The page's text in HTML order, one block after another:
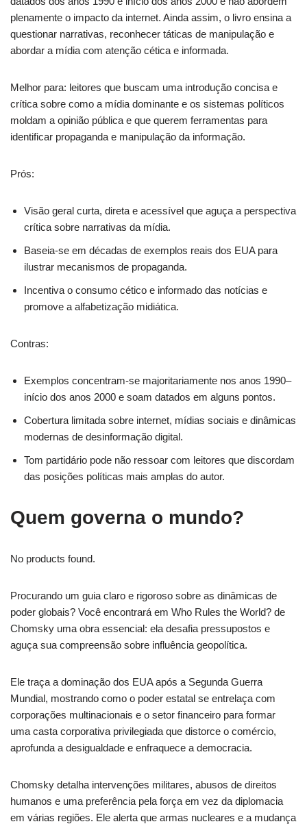
plenamente o impacto da internet. Ainda assim, o livro ensina a
questionar narrativas, reconhecer táticas de manipulação e
abordar a mídia com atenção cética e informada.
Melhor para: leitores que buscam uma introdução concisa e
crítica sobre como a mídia dominante e os sistemas políticos
moldam a opinião pública e que querem ferramentas para
identificar propaganda e manipulação da informação.
Prós:
Visão geral curta, direta e acessível que aguça a perspectiva
crítica sobre narrativas da mídia.
Baseia-se em décadas de exemplos reais dos EUA para
ilustrar mecanismos de propaganda.
Incentiva o consumo cético e informado das notícias e
promove a alfabetização midiática.
Contras:
Exemplos concentram-se majoritariamente nos anos 1990–
início dos anos 2000 e soam datados em alguns pontos.
Cobertura limitada sobre internet, mídias sociais e dinâmicas
modernas de desinformação digital.
Tom partidário pode não ressoar com leitores que discordam
das posições políticas mais amplas do autor.
Quem governa o mundo?
No products found.
Procurando um guia claro e rigoroso sobre as dinâmicas de
poder globais? Você encontrará em Who Rules the World? de
Chomsky uma obra essencial: ela desafia pressupostos e
aguça sua compreensão sobre influência geopolítica.
Ele traça a dominação dos EUA após a Segunda Guerra
Mundial, mostrando como o poder estatal se entrelaça com
corporações multinacionais e o setor financeiro para formar
uma casta corporativa privilegiada que distorce o comércio,
aprofunda a desigualdade e enfraquece a democracia.
Chomsky detalha intervenções militares, abusos de direitos
humanos e uma preferência pela força em vez da diplomacia
em várias regiões. Ele alerta que armas nucleares e a mudança